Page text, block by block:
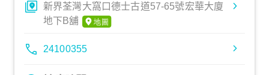
新界荃灣大窩口德士古道57-65號宏華大廈
地下B舖
24100355